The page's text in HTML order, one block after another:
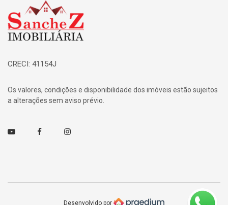
Página inicial
CRECI: 41154J
Os valores, condições e disponibilidade dos imóveis estão sujeitos
a alterações sem aviso prévio.
Youtube FacebookInstagram
Desenvolvido por